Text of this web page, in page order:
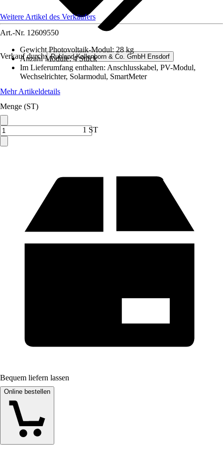
Verkauf durch: Ruhland-Kallenborn & Co. GmbH Ensdorf
Weitere Artikel des Verkäufers
Art.-Nr. 12609550
Gewicht Photovoltaik-Modul:28 kg
Anzahl Module:4 Stück
Im Lieferumfang enthalten: Anschlusskabel, PV-Modul,
Wechselrichter, Solarmodul, SmartMeter
Mehr Artikeldetails
Menge (ST)
1 ST
Bequem liefern lassen
Online bestellen